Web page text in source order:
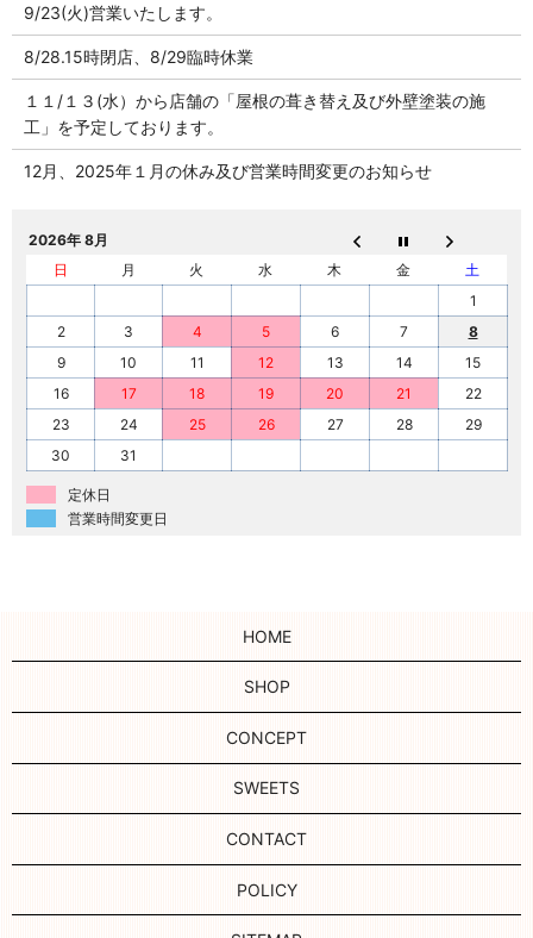
9/23(火)営業いたします。
8/28.15時閉店、8/29臨時休業
１１/１３(水）から店舗の「屋根の葺き替え及び外壁塗装の施
工」を予定しております。
12月、2025年１月の休み及び営業時間変更のお知らせ
2026年 8月
日
月 火 水 木 金
土
1
2
3 4 5 6 7
8
9
10 11 12 13 14
15
16
17 18 19 20 21
22
23
24 25 26 27 28
29
30
31
定休日
営業時間変更日
HOME
SHOP
CONCEPT
SWEETS
CONTACT
POLICY